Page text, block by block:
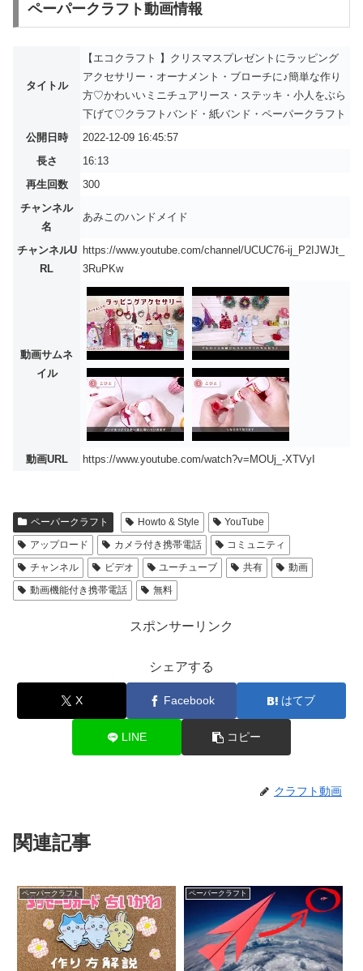
ペーパークラフト動画情報
タイトル
【エコクラフト 】クリスマスプレゼントにラッピング
アクセサリー・オーナメント・ブローチに♪簡単な作り
方♡かわいいミニチュアリース・ステッキ・小人をぶら
下げて♡クラフトバンド・紙バンド・ペーパークラフト
公開日時
2022-12-09 16:45:57
長さ
16:13
再生回数
300
チャンネル
名
あみこのハンドメイド
チャンネルU
RL
https://www.youtube.com/channel/UCUC76-ij_P2IJWJt_
3RuPKw
動画サムネ
イル
動画URL https://www.youtube.com/watch?v=MOUj_-XTVyI
ペーパークラフト Howto & Style
YouTube
アップロード
カメラ付き携帯電話
コミュニティ
チャンネル
ビデオ ユーチューブ 共有
動画
動画機能付き携帯電話
無料
スポンサーリンク
シェアする
X Facebook はてブ
LINE コピー
クラフト動画
関連記事
ペーパークラフト ペーパークラフト